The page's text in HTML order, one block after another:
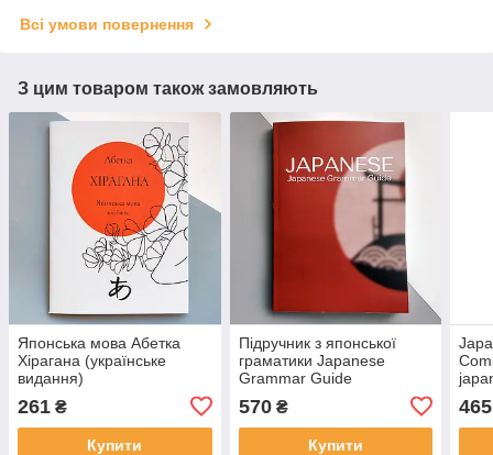
Всі умови повернення
З цим товаром також замовляють
Японська мова Абетка
Хірагана (українське
видання)
261 ₴
Купити
Підручник з японської
граматики Japanese
Grammar Guide
570₴
Купити
465